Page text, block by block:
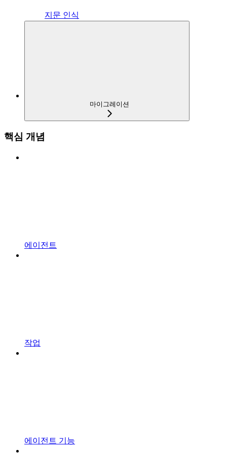
지문 인식
마이그레이션
핵심 개념
에이전트
작업
에이전트 기능